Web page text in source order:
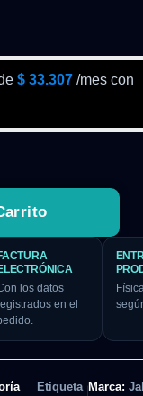
$33.307 /mes con
los datos
en el
Etiqueta Marca: